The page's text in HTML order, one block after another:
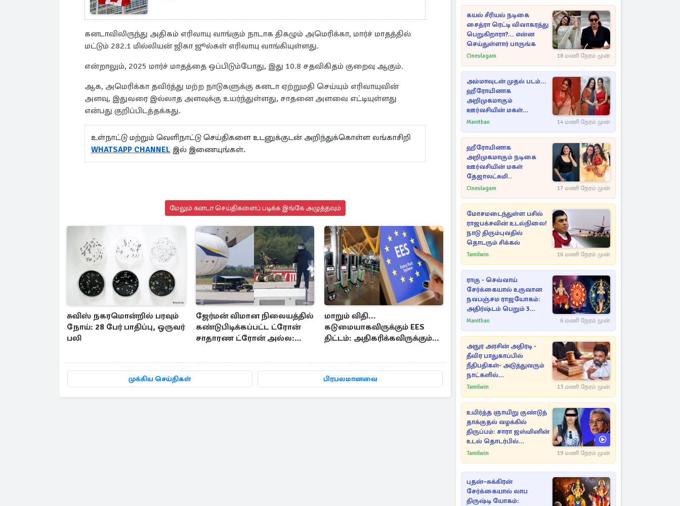
கனடாவிலிருந்து அதிகம் எரிவாயு வாங்கும் நாடாக திகழும் அமெரிக்கா, மார்ச் மாதத்தில்
மட்டும் 282.1 மில்லியன் ஜிகா ஜூல்கள் எரிவாயு வாங்கியுள்ளது.
என்றாலும், 2025 மார்ச் மாதத்தை ஒப்பிடும்போது, இது 10.8 சதவிகிதம் குறைவு ஆகும்.
ஆக, அமெரிக்கா தவிர்த்து மற்ற நாடுகளுக்கு கனடா ஏற்றுமதி செய்யும் எரிவாயுவின்
அளவு, இதுவரை இல்லாத அளவுக்கு உயர்ந்துள்ளது, சாதனை அளவை எட்டியுள்ளது
என்பது குறிப்பிடத்தக்கது.
உள்நாட்டு மற்றும் வெளிநாட்டு செய்திகளை உடனுக்குடன் அறிந்துக்கொள்ள லங்காசிறி
WHATSAPP CHANNEL இல் இணையுங்கள்.
மேலும் கனடா செய்திகளைப் படிக்க இங்கே அழுத்தவும்
சுவிஸ் நகரமொன்றில் பரவும்
நோய்: 28 பேர் பாதிப்பு, ஒருவர்
பலி
ஜேர்மன் விமான நிலையத்தில்
கண்டுபிடிக்கப்பட்ட ட்ரோன்
சாதாரண ட்ரோன் அல்ல:
மாறும் விதி...
கடுமையாகவிருக்கும் EES
திட்டம்: அதிகரிக்கவிருக்கும்
முக்கிய செய்திகள் பிரபலமானவை
கயல் சீரியல் நடிகை
சைத்ரா ரெட்டி விவாகரத்து
பெறுகிறாரா?... என்ன
செய்துள்ளார் பாருங்க
Cineulagam 18 மணி நேரம் முன்
அம்மாவுடன் முதல் படம்...
ஹீரோயினாக
அறிமுகமாகும்
ஊர்வசியின் மகள்
தேஜலட்சுமி!
Manithan 14 மணி நேரம் முன்
ஹீரோயினாக
அறிமுகமாகும் நடிகை
ஊர்வசியின் மகள்
தேஜாலட்சுமி..
Cineulagam 17 மணி நேரம் முன்
மோசமடைந்துள்ள பசில்
ராஜபக்சவின் உடல்நிலை!
நாடு திரும்புவதில்
தொடரும் சிக்கல்
Tamilwin 16 மணி நேரம் முன்
ராகு - செவ்வாய்
சேர்க்கையால் உருவான
நவபஞ்சம ராஜயோகம்:
அதிர்ஷ்டம் பெறும் 3
ராசிகள்!
Manithan 6 மணி நேரம் முன்
அநுர அரசின் அதிரடி -
தீவிர பாதுகாப்பில்
நீதிபதிகள்- அடுத்துவரும்
நாட்களில்
அம்பலமாகவுள்ள ரகசியம்
Tamilwin 13 மணி நேரம் முன்
உயிர்த்த ஞாயிறு குண்டுத்
தாக்குதல் வழக்கில்
திருப்பம்: சாரா ஜஸ்மினின்
உடல் தொடர்பில்
நீதிமன்றத்தில் வெளியான
Tamilwin 19 மணி நேரம் முன்
புதன்–சுக்கிரன்
சேர்க்கையால் லாப
திருஷ்டி யோகம்: